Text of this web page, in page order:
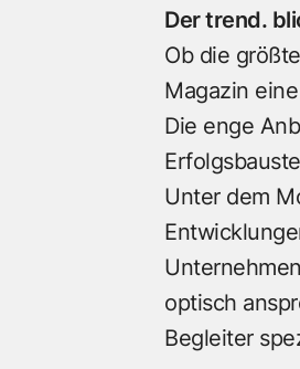
Der trend.
Ob die
Magazin
Die enge
Unter dem
optisch
Begleiter